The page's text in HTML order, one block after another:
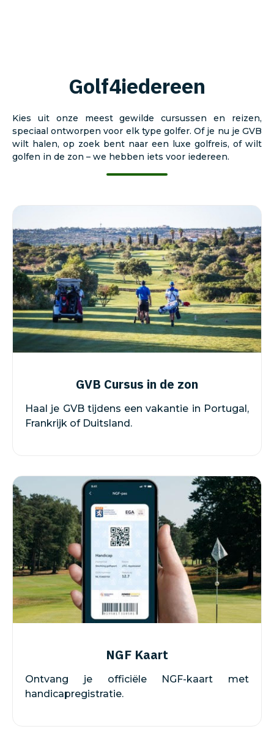
Golf4iedereen
Kies uit onze meest gewilde cursussen en reizen,
speciaal ontworpen voor elk type golfer. Of je nu je GVB
wilt halen, op zoek bent naar een luxe golfreis, of wilt
golfen in de zon – we hebben iets voor iedereen.
GVB Cursus in de zon
Haal je GVB tijdens een vakantie in Portugal,
Frankrijk of Duitsland.
NGF Kaart
Ontvang je officiële NGF-kaart met
handicapregistratie.